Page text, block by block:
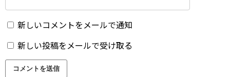
新しいコメントをメールで通知
新しい投稿をメールで受け取る